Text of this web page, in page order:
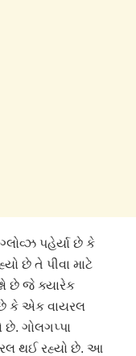
પહેર્યા છે કે
છે તે પીવા માટે
છે જે ક્યારેક
કે એક વાયરલ
છે. ગોલગપ્પા
થઈ રહ્યો છે. આ